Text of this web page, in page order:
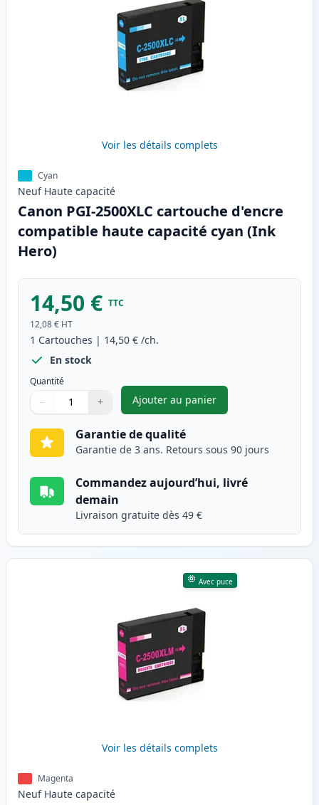
Voir les détails complets
Cyan
Neuf Haute capacité
Canon PGI-2500XLC cartouche d'encre
compatible haute capacité cyan (Ink
Hero)
14,50 € TTC
12,08 € HT
1 Cartouches | 14,50 € /ch.
En stock
Quantité
Quantité
Utilisez les boutons pour ajuster
− +
Quantité
Ajouter au panier
,Canon PGI-2500XLC
Garantie de qualité
Garantie de 3 ans. Retours sous 90 jours
Commandez aujourd’hui, livré
demain
Livraison gratuite dès 49 €
Avec puce
Voir les détails complets
Magenta
Neuf Haute capacité